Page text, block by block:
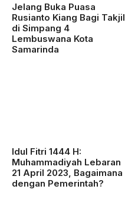
Jelang Buka Puasa
Rusianto Kiang Bagi Takjil
di Simpang 4
Lembuswana Kota
Samarinda
Idul Fitri 1444 H:
Muhammadiyah Lebaran
21 April 2023, Bagaimana
dengan Pemerintah?